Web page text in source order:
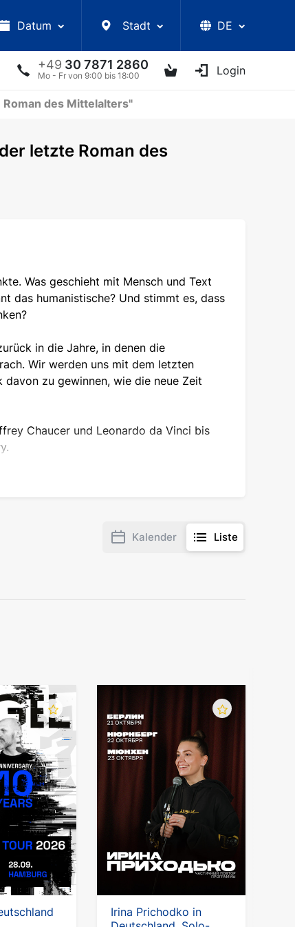
Datum Stadt DE
+49 30 7871 2860
Mo - Fr von 9:00 bis 18:00 Login
VORLESUNGEN UKRAINISCHE ARTISTEN
des Mittelalters"
letzte Roman des
Was geschieht mit Mensch und Text
das humanistische? Und stimmt es, dass
in die Jahre, in denen die
Wir werden uns mit dem letzten
zu gewinnen, wie die neue Zeit
Chaucer und Leonardo da Vinci bis
Es ist ein Treffen über das
Kalender Liste
Irina Prichodko in